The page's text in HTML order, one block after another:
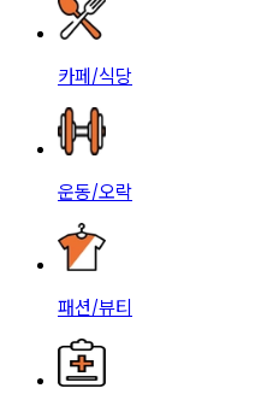
카페/식당
운동/오락
패션/뷰티